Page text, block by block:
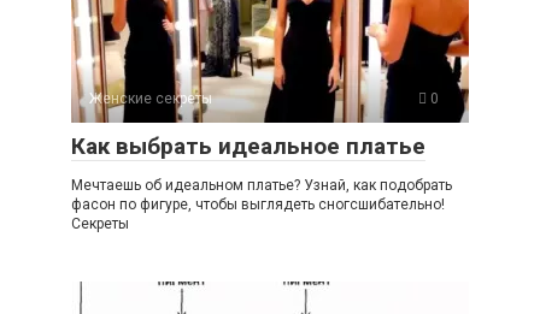
Женские секреты 0
Как выбрать идеальное платье
Мечтаешь об идеальном платье? Узнай, как подобрать
фасон по фигуре, чтобы выглядеть сногсшибательно!
Секреты